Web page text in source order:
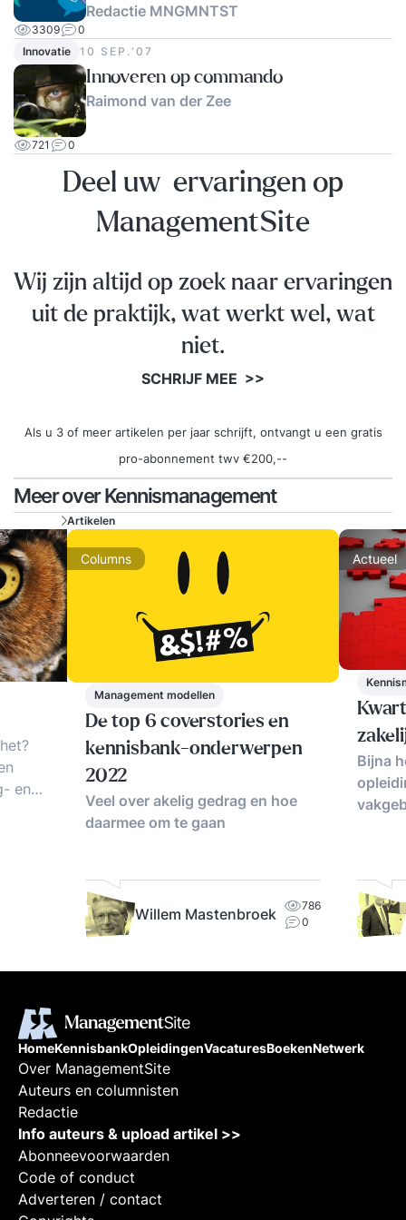
Informatiemanagement geeft jou de mogelijkheid
om het diploma te behalen: HBO
Informatiemanagement Tijdens de opleiding
schrijf je voor iedere module een Verbeterplan
Praktijk-Case (VPC). Hieruit moet jouw
beheersing van de behandelde onderwerpen
goed naar voren komen. Als je dit onderdeel met
een positief resultaat afsluit, ontvang je het
officiële diploma van deze opleiding.
Redactie MNGMNTST
3309
0
Innovatie
10 SEP.‘07
Innoveren op commando
Raimond van der Zee
721 0
Deel uw ervaringen op
ManagementSite
Wij zijn altijd op zoek naar ervaringen
uit de praktijk, wat werkt wel, wat
niet.
SCHRIJF MEE >>
Als u 3 of meer artikelen per jaar schrijft, ontvangt u een gratis
pro-abonnement twv €200,--
Meer over Kennismanagement
en
Artikelen
Columns
Management modellen
De top 6 coverstories en
kennisbank-onderwerpen
2022
Veel over akelig gedrag en hoe
daarmee om te gaan
Willem Mastenbroek
786
0
Actueel
Bijna
HomeKennisbankOpleidingenVacaturesBoekenNetwerk
Over ManagementSite
Auteurs en columnisten
Redactie
Info auteurs & upload artikel >>
Abonneevoorwaarden
Code of conduct
Adverteren / contact